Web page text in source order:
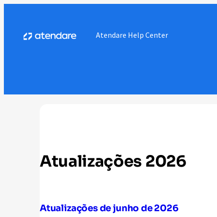
Atendare Help Center
Atualizações 2026
Atualizações de junho de 2026